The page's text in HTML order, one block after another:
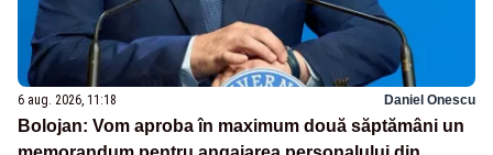
6 aug. 2026, 11:18 Daniel Onescu
Bolojan: Vom aproba în maximum două săptămâni un